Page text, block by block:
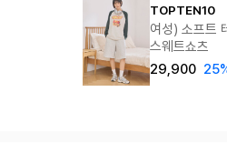
TOPTEN10
여성) 소프트
스웨트쇼츠
29,900